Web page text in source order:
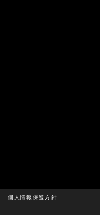
個人情報保護方針